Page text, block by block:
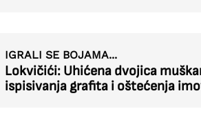
IGRALI SE BOJAMA...
Lokvičići: Uhićena dvojica
ispisivanja grafita i oštećenja